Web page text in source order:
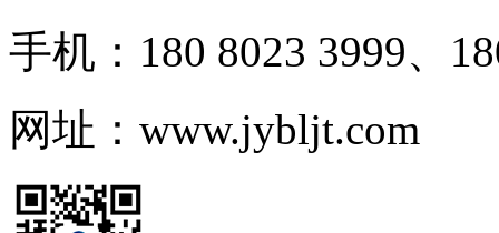
手机：180 8023 3999、
网址：www.jybljt.com